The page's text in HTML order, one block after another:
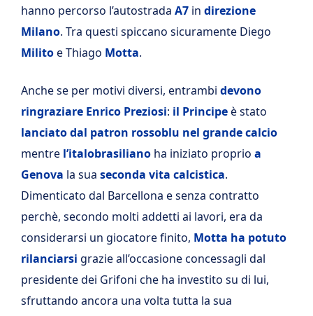
hanno percorso l’autostrada A7 in direzione
Milano. Tra questi spiccano sicuramente Diego
Militoe Thiago Motta.
Anche se per motivi diversi, entrambi devono
ringraziare Enrico Preziosi: il Principeè stato
lanciato dal patron rossoblu nel grande calcio
mentre l’italobrasiliano ha iniziato proprio a
Genova la sua seconda vita calcistica.
Dimenticato dal Barcellona e senza contratto
perchè, secondo molti addetti ai lavori, era da
considerarsi un giocatore finito, Motta ha potuto
rilanciarsi grazie all’occasione concessagli dal
presidente dei Grifoni che ha investito su di lui,
sfruttando ancora una volta tutta la sua